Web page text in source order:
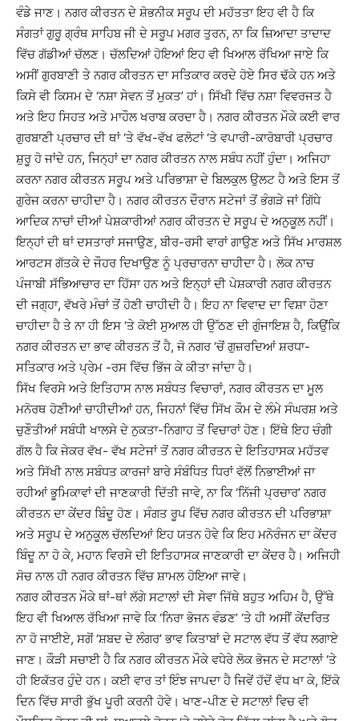
ਵੰਡੇ ਜਾਣ। ਨਗਰ ਕੀਰਤਨ ਦੇ ਸ਼ੋਭਨੀਕ ਸਰੂਪ ਦੀ ਮਹੱਤਤਾ ਇਹ ਵੀ ਹੈ ਕਿ
ਸੰਗਤਾਂ ਗੁਰੂ ਗ੍ਰੰਥ ਸਾਹਿਬ ਜੀ ਦੇ ਸਰੂਪ ਮਗਰ ਤੁਰਨ, ਨਾ ਕਿ ਜ਼ਿਆਦਾ ਤਾਦਾਦ
ਵਿੱਚ ਗੱਡੀਆਂ ਚੱਲਣ। ਚੱਲਦਿਆਂ ਹੋਇਆਂ ਇਹ ਵੀ ਖਿਆਲ ਰੱਖਿਆ ਜਾਏ ਕਿ
ਅਸੀਂ ਗੁਰਬਾਣੀ ਤੇ ਨਗਰ ਕੀਰਤਨ ਦਾ ਸਤਿਕਾਰ ਕਰਦੇ ਹੋਏ ਸਿਰ ਢੱਕੇ ਹਨ ਅਤੇ
ਕਿਸੇ ਵੀ ਕਿਸਮ ਦੇ ‘ਨਸ਼ਾ ਸੇਵਨ ਤੋਂ ਮੁਕਤ’ ਹਾਂ। ਸਿੱਖੀ ਵਿੱਚ ਨਸ਼ਾ ਵਿਵਰਜਤ ਹੈ
ਅਤੇ ਇਹ ਸਿਹਤ ਅਤੇ ਮਾਹੌਲ ਖਰਾਬ ਕਰਦਾ ਹੈ। ਨਗਰ ਕੀਰਤਨ ਮੌਕੇ ਕਈ ਵਾਰ
ਗੁਰਬਾਣੀ ਪ੍ਰਚਾਰ ਦੀ ਥਾਂ ‘ਤੇ ਵੱਖ-ਵੱਖ ਫਲੋਟਾਂ ‘ਤੇ ਵਪਾਰੀ-ਕਾਰੋਬਾਰੀ ਪ੍ਰਚਾਰ
ਸ਼ੁਰੂ ਹੋ ਜਾਂਦੇ ਹਨ, ਜਿਨ੍ਹਾਂ ਦਾ ਨਗਰ ਕੀਰਤਨ ਨਾਲ ਸਬੰਧ ਨਹੀਂ ਹੁੰਦਾ। ਅਜਿਹਾ
ਕਰਨਾ ਨਗਰ ਕੀਰਤਨ ਸਰੂਪ ਅਤੇ ਪਰਿਭਾਸ਼ਾ ਦੇ ਬਿਲਕੁਲ ਉਲਟ ਹੈ ਅਤੇ ਇਸ ਤੋਂ
ਗੁਰੇਜ ਕਰਨਾ ਚਾਹੀਦਾ ਹੈ। ਨਗਰ ਕੀਰਤਨ ਦੌਰਾਨ ਸਟੇਜਾਂ ਤੋਂ ਭੰਗੜੇ ਜਾਂ ਗਿੱਧੇ
ਆਦਿਕ ਨਾਚਾਂ ਦੀਆਂ ਪੇਸ਼ਕਾਰੀਆਂ ਨਗਰ ਕੀਰਤਨ ਦੇ ਸਰੂਪ ਦੇ ਅਨੁਕੂਲ ਨਹੀਂ।
ਇਨ੍ਹਾਂ ਦੀ ਥਾਂ ਦਸਤਾਰਾਂ ਸਜਾਉਣ, ਬੀਰ-ਰਸੀ ਵਾਰਾਂ ਗਾਉਣ ਅਤੇ ਸਿੱਖ ਮਾਰਸ਼ਲ
ਆਰਟਸ ਗੱਤਕੇ ਦੇ ਜੌਹਰ ਦਿਖਾਉਣ ਨੂੰ ਪ੍ਰਚਾਰਨਾ ਚਾਹੀਦਾ ਹੈ। ਲੋਕ ਨਾਚ
ਪੰਜਾਬੀ ਸੱਭਿਆਚਾਰ ਦਾ ਹਿੱਸਾ ਹਨ ਅਤੇ ਇਨ੍ਹਾਂ ਦੀ ਪੇਸ਼ਕਾਰੀ ਨਗਰ ਕੀਰਤਨ
ਦੀ ਜਗ੍ਹਾ, ਵੱਖਰੇ ਮੰਚਾਂ ਤੋਂ ਹੋਣੀ ਚਾਹੀਦੀ ਹੈ। ਇਹ ਨਾ ਵਿਵਾਦ ਦਾ ਵਿਸ਼ਾ ਹੋਣਾ
ਚਾਹੀਦਾ ਹੈ ਤੇ ਨਾ ਹੀ ਇਸ ‘ਤੇ ਕੋਈ ਸੁਆਲ ਹੀ ਉੱਠਣ ਦੀ ਗੁੰਜਾਇਸ਼ ਹੈ, ਕਿਉਂਕਿ
ਨਗਰ ਕੀਰਤਨ ਦਾ ਭਾਵ ਕੀਰਤਨ ਤੋਂ ਹੈ, ਜੋ ਨਗਰ ‘ਚੋਂ ਗੁਜ਼ਰਦਿਆਂ ਸ਼ਰਧਾ-
ਸਤਿਕਾਰ ਅਤੇ ਪ੍ਰੇਮ -ਰਸ ਵਿੱਚ ਭਿੱਜ ਕੇ ਕੀਤਾ ਜਾਂਦਾ ਹੈ।
ਸਿੱਖ ਵਿਰਸੇ ਅਤੇ ਇਤਿਹਾਸ ਨਾਲ ਸਬੰਧਤ ਵਿਚਾਰਾਂ, ਨਗਰ ਕੀਰਤਨ ਦਾ ਮੂਲ
ਮਨੋਰਥ ਹੋਣੀਆਂ ਚਾਹੀਦੀਆਂ ਹਨ, ਜਿਹਨਾਂ ਵਿੱਚ ਸਿੱਖ ਕੌਮ ਦੇ ਲੰਮੇ ਸੰਘਰਸ਼ ਅਤੇ
ਚੁਣੌਤੀਆਂ ਸਬੰਧੀ ਖਾਲਸੇ ਦੇ ਨੁਕਤਾ-ਨਿਗਾਹ ਤੋਂ ਵਿਚਾਰਾਂ ਹੋਣ। ਇੱਥੇ ਇਹ ਚੰਗੀ
ਗੱਲ ਹੈ ਕਿ ਜੇਕਰ ਵੱਖ- ਵੱਖ ਸਟੇਜਾਂ ਤੋਂ ਨਗਰ ਕੀਰਤਨ ਦੇ ਇਤਿਹਾਸਕ ਮਹੱਤਵ
ਅਤੇ ਸਿੱਖੀ ਨਾਲ ਸਬੰਧਤ ਕਾਰਜਾਂ ਬਾਰੇ ਸੰਬੰਧਿਤ ਧਿਰਾਂ ਵੱਲੋਂ ਨਿਭਾਈਆਂ ਜਾ
ਰਹੀਆਂ ਭੂਮਿਕਾਵਾਂ ਦੀ ਜਾਣਕਾਰੀ ਦਿੱਤੀ ਜਾਵੇ, ਨਾ ਕਿ ‘ਨਿੱਜੀ ਪ੍ਰਚਾਰ’ ਨਗਰ
ਕੀਰਤਨ ਦਾ ਕੇਂਦਰ ਬਿੰਦੂ ਹੋਣ। ਸੰਗਤ ਰੂਪ ਵਿੱਚ ਨਗਰ ਕੀਰਤਨ ਦੀ ਪਰਿਭਾਸ਼ਾ
ਅਤੇ ਸਰੂਪ ਦੇ ਅਨੁਕੂਲ ਚੱਲਦਿਆਂ ਇਹ ਯਤਨ ਹੋਵੇ ਕਿ ਇਹ ਮਨੋਰੰਜਨ ਦਾ ਕੇਂਦਰ
ਬਿੰਦੂ ਨਾ ਹੋ ਕੇ, ਮਹਾਨ ਵਿਰਸੇ ਦੀ ਇਤਿਹਾਸਕ ਜਾਣਕਾਰੀ ਦਾ ਕੇਂਦਰ ਹੈ। ਅਜਿਹੀ
ਸੋਚ ਨਾਲ ਹੀ ਨਗਰ ਕੀਰਤਨ ਵਿੱਚ ਸ਼ਾਮਲ ਹੋਇਆ ਜਾਵੇ।
ਨਗਰ ਕੀਰਤਨ ਮੌਕੇ ਥਾਂ-ਥਾਂ ਲੱਗੇ ਸਟਾਲਾਂ ਦੀ ਸੇਵਾ ਜਿੱਥੇ ਬਹੁਤ ਅਹਿਮ ਹੈ, ਉੱਥੇ
ਇਹ ਵੀ ਖਿਆਲ ਰੱਖਿਆ ਜਾਵੇ ਕਿ ‘ਨਿਰਾ ਭੋਜਨ ਵੰਡਣ’ ‘ਤੇ ਹੀ ਅਸੀਂ ਕੇਂਦਰਿਤ
ਨਾ ਹੋ ਜਾਈਏ, ਸਗੋਂ ‘ਸ਼ਬਦ ਦੇ ਲੰਗਰ’ ਭਾਵ ਕਿਤਾਬਾਂ ਦੇ ਸਟਾਲ ਵੱਧ ਤੋਂ ਵੱਧ ਲਗਾਏ
ਜਾਣ। ਕੌੜੀ ਸਚਾਈ ਹੈ ਕਿ ਨਗਰ ਕੀਰਤਨ ਮੌਕੇ ਵਧੇਰੇ ਲੋਕ ਭੋਜਨ ਦੇ ਸਟਾਲਾਂ ‘ਤੇ
ਹੀ ਇਕੱਤਰ ਹੁੰਦੇ ਹਨ। ਕਈ ਵਾਰ ਤਾਂ ਇੰਝ ਜਾਪਦਾ ਹੈ ਜਿਵੇਂ ਹੱਦੋਂ ਵੱਧ ਖਾ ਕੇ, ਇੱਕੋ
ਦਿਨ ਵਿੱਚ ਸਾਰੀ ਭੁੱਖ ਪੂਰੀ ਕਰਨੀ ਹੋਵੇ। ਖਾਣ-ਪੀਣ ਦੇ ਸਟਾਲਾਂ ਵਿਚ ਵੀ